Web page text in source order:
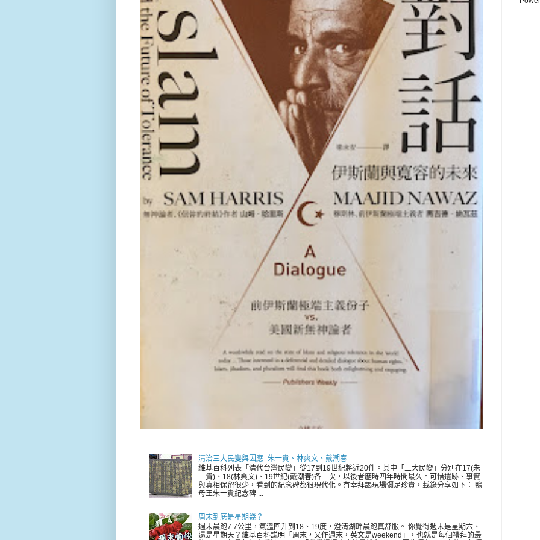
清治三大民變與因應- 朱一貴、林爽文、戴潮春
維基百科列表「清代台灣民變」從17到19世紀將近20件。其中「三大民變」分別在17(朱
一貴)、18(林爽文)、19世紀(戴潮春)各一次，以後者歷時四年時間最久。可惜遺跡、事實
與真相保留很少，看到的紀念碑都很現代化。有幸拜謁現場彌足珍貴，載錄分享如下： 鴨
母王朱一貴紀念碑 ...
周末到底是星期幾？
週末晨跑7.7公里，氣溫回升到18、19度，澄清湖畔晨跑真舒服。 你覺得週末是星期六、
還是星期天？維基百科説明「周末，又作週末，英文是weekend」，也就是每個禮拜的最